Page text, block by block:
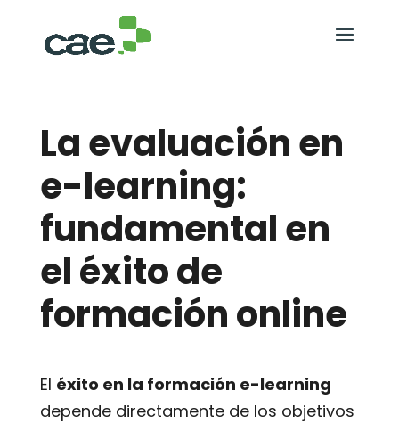
La evaluación en
e-learning:
fundamental en
el éxito de
formación online
El éxito en la formación e-learning
depende directamente de los objetivos